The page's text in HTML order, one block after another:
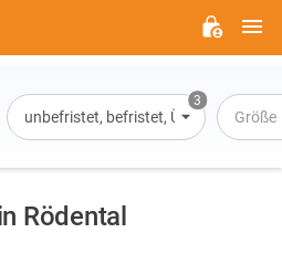
3
unbefristet, befristet, Übernachtung
Größe
Rödental